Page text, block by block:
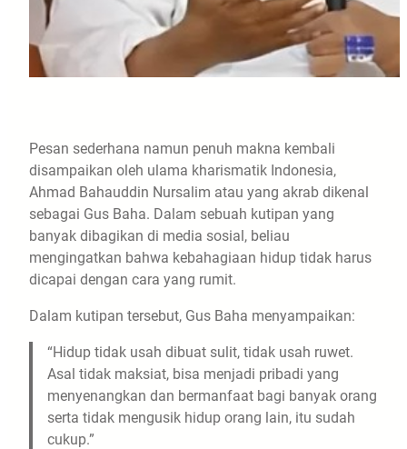
Pesan sederhana namun penuh makna kembali
disampaikan oleh ulama kharismatik Indonesia,
Ahmad Bahauddin Nursalim atau yang akrab dikenal
sebagai Gus Baha. Dalam sebuah kutipan yang
banyak dibagikan di media sosial, beliau
mengingatkan bahwa kebahagiaan hidup tidak harus
dicapai dengan cara yang rumit.
Dalam kutipan tersebut, Gus Baha menyampaikan:
“Hidup tidak usah dibuat sulit, tidak usah ruwet.
Asal tidak maksiat, bisa menjadi pribadi yang
menyenangkan dan bermanfaat bagi banyak orang
serta tidak mengusik hidup orang lain, itu sudah
cukup.”